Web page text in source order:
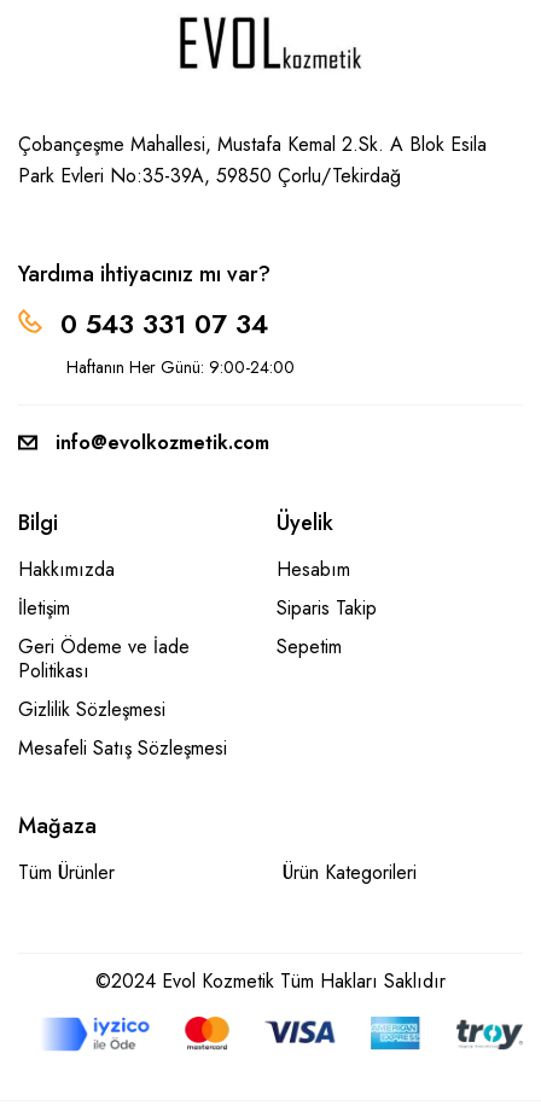
Çobançeşme Mahallesi, Mustafa Kemal 2.Sk. A Blok Esila
Park Evleri No:35-39A, 59850 Çorlu/Tekirdağ
Yardıma ihtiyacınız mı var?
0 543 331 07 34
Haftanın Her Günü: 9:00-24:00
info@evolkozmetik.com
Bilgi
Hakkımızda
İletişim
Geri Ödeme ve İade
Politikası
Gizlilik Sözleşmesi
Mesafeli Satış Sözleşmesi
Üyelik
Hesabım
Siparis Takip
Sepetim
Mağaza
Tüm Ürünler Ürün Kategorileri
©2024 Evol Kozmetik Tüm Hakları Saklıdır